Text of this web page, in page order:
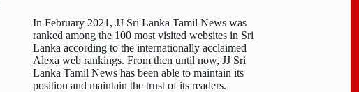
In February 2021, JJ Sri Lanka Tamil News was
ranked among the 100 most visited websites in Sri
Lanka according to the internationally acclaimed
Alexa web rankings. From then until now, JJ Sri
Lanka Tamil News has been able to maintain its
position and maintain the trust of its readers.